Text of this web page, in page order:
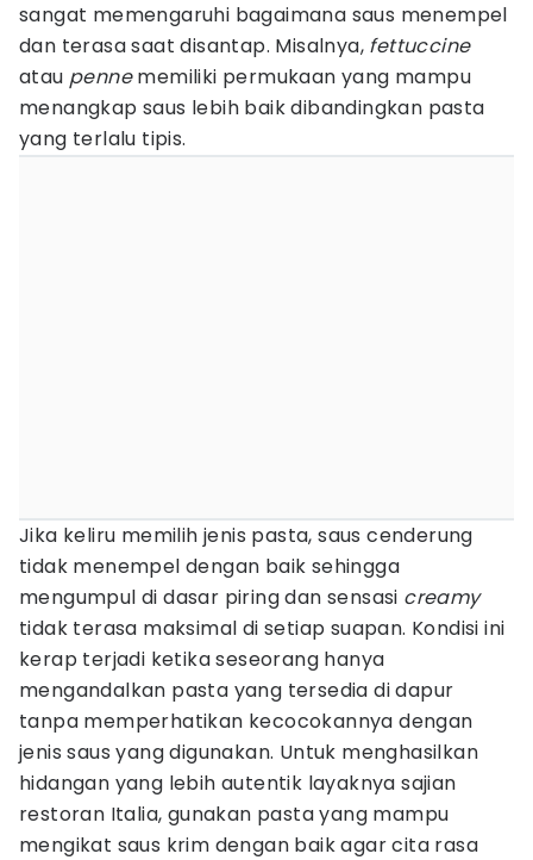
sangat memengaruhi bagaimana saus menempel
dan terasa saat disantap. Misalnya, fettuccine
atau pennememiliki permukaan yang mampu
menangkap saus lebih baik dibandingkan pasta
yang terlalu tipis.
Jika keliru memilih jenis pasta, saus cenderung
tidak menempel dengan baik sehingga
mengumpul di dasar piring dan sensasi creamy
tidak terasa maksimal di setiap suapan. Kondisi ini
kerap terjadi ketika seseorang hanya
mengandalkan pasta yang tersedia di dapur
tanpa memperhatikan kecocokannya dengan
jenis saus yang digunakan. Untuk menghasilkan
hidangan yang lebih autentik layaknya sajian
restoran Italia, gunakan pasta yang mampu
mengikat saus krim dengan baik agar cita rasa